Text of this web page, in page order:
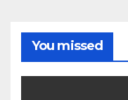
You missed